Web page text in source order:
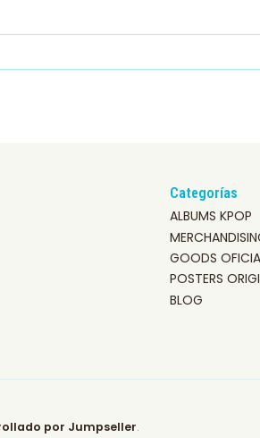
Categorías
ALBUMS KPOP
GOODS
POSTERS
BLOG
por Jumpseller.